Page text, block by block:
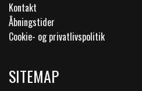
Kontakt
Åbningstider
Cookie- og privatlivspolitik
SITEMAP